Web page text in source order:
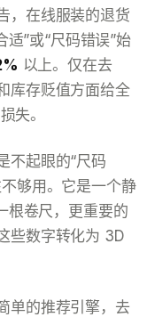
，在线服装的退货
适”或“尺码错误”始
以上。仅在去
库存贬值方面给全
失。
不起眼的“尺码
够用。它是一个静
根卷尺，更重要的
些数字转化为 3D
单的推荐引擎，去